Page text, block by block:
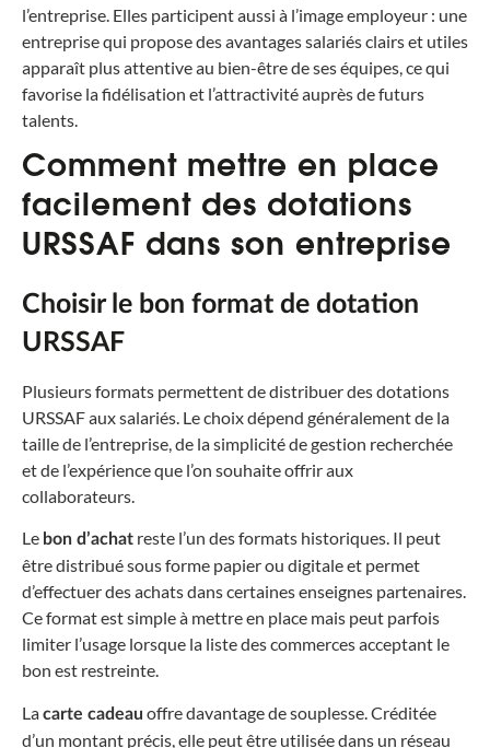
l’entreprise. Elles participent aussi à l’image employeur : une
entreprise qui propose des avantages salariés clairs et utiles
apparaît plus attentive au bien-être de ses équipes, ce qui
favorise la fidélisation et l’attractivité auprès de futurs
talents.
Comment mettre en place
facilement des dotations
URSSAF dans son entreprise
Choisir le bon format de dotation
URSSAF
Plusieurs formats permettent de distribuer des dotations
URSSAF aux salariés. Le choix dépend généralement de la
taille de l’entreprise, de la simplicité de gestion recherchée
et de l’expérience que l’on souhaite offrir aux
collaborateurs.
Le bon d’achat reste l’un des formats historiques. Il peut
être distribué sous forme papier ou digitale et permet
d’effectuer des achats dans certaines enseignes partenaires.
Ce format est simple à mettre en place mais peut parfois
limiter l’usage lorsque la liste des commerces acceptant le
bon est restreinte.
Lacarte cadeau offre davantage de souplesse. Créditée
d’un montant précis, elle peut être utilisée dans un réseau